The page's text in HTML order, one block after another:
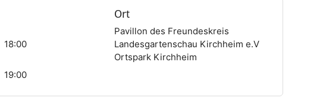
18:00
19:00
Ort
Pavillon des Freundeskreis
Landesgartenschau Kirchheim e.V
Ortspark Kirchheim